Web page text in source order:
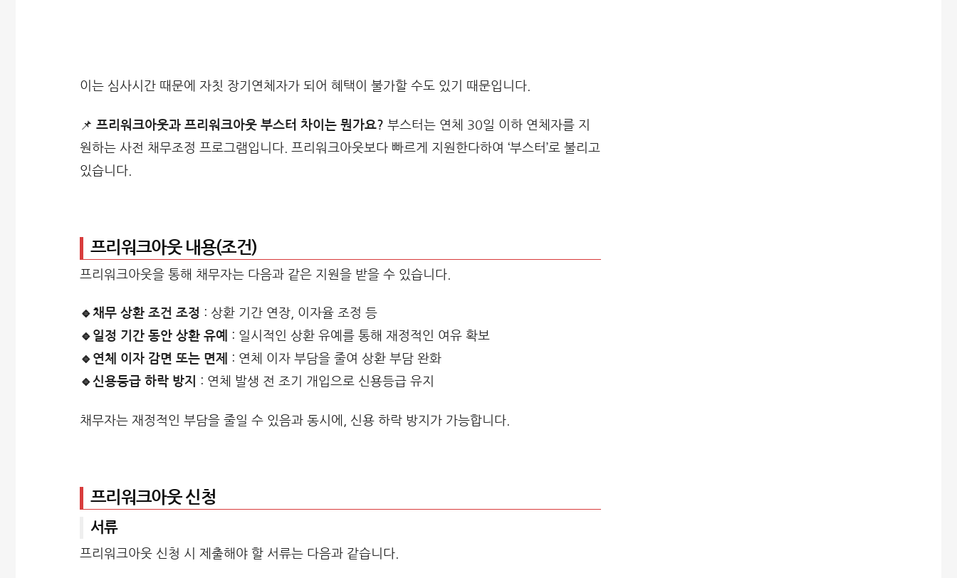
이는 심사시간 때문에 자칫 장기연체자가 되어 혜택이 불가할 수도 있기 때문입니다.
📌 프리워크아웃과 프리워크아웃 부스터 차이는 뭔가요? 부스터는 연체 30일 이하 연체자를 지
원하는 사전 채무조정 프로그램입니다. 프리워크아웃보다 빠르게 지원한다하여 ‘부스터’로 불리고
있습니다.
프리워크아웃 내용(조건)
프리워크아웃을 통해 채무자는 다음과 같은 지원을 받을 수 있습니다.
🔹채무 상환 조건 조정 : 상환 기간 연장, 이자율 조정 등
🔹일정 기간 동안 상환 유예
: 일시적인 상환 유예를 통해 재정적인 여유 확보
🔹연체 이자 감면 또는 면제
: 연체 이자 부담을 줄여 상환 부담 완화
🔹신용등급 하락 방지
: 연체 발생 전 조기 개입으로 신용등급 유지
채무자는 재정적인 부담을 줄일 수 있음과 동시에, 신용 하락 방지가 가능합니다.
프리워크아웃 신청
서류
프리워크아웃 신청 시 제출해야 할 서류는 다음과 같습니다.